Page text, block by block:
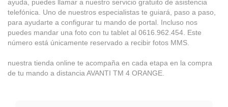
ayuda, puedes llamar a nuestro servicio gratuito de asistencia
telefónica. Uno de nuestros especialistas te guiará, paso a paso,
para ayudarte a configurar tu mando de portal. Incluso nos
puedes mandar una foto con tu tablet al 0616.962.454. Este
número está únicamente reservado a recibir fotos MMS.
nuestra tienda online te acompaña en cada etapa en la compra
de tu mando a distancia AVANTI TM 4 ORANGE.